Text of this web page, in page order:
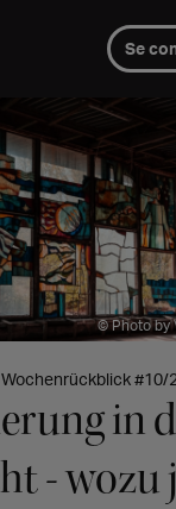
Se
© Photo by
Wochenrückblick #10/
in
- wozu